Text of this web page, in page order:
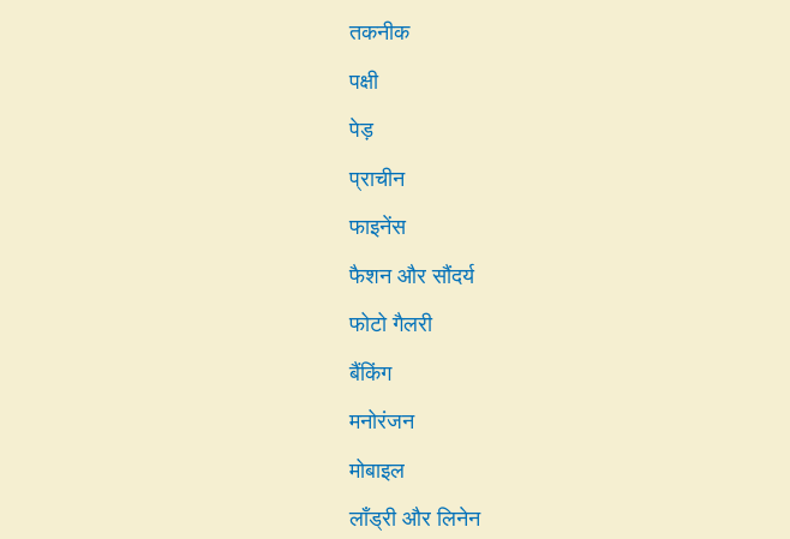
तकनीक
पक्षी
पेड़
प्राचीन
फाइनेंस
फैशन और सौंदर्य
फोटो गैलरी
बैंकिंग
मनोरंजन
मोबाइल
लाँड्री और लिनेन